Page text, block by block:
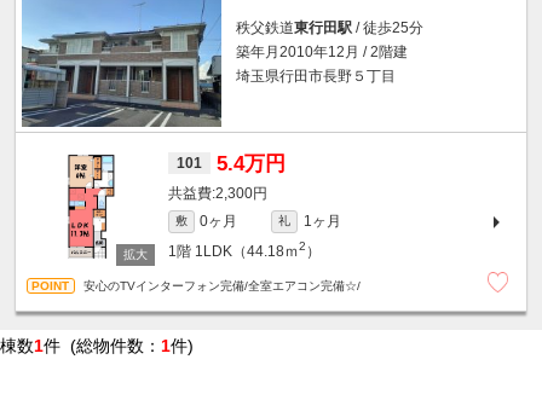
秩父鉄道東行田駅 / 徒歩25分
築年月2010年12月 / 2階建
埼玉県行田市長野５丁目
101 5.4万円
2,300円
敷 0ヶ月 礼
1ヶ月
1階 1LDK（44.18ｍ2 ）
安心のTVインターフォン完備/全室エアコン完備☆/
棟数1件 (総物件数： 1件)